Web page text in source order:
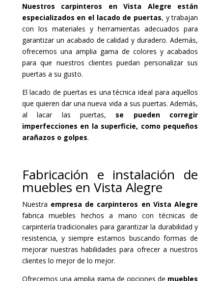
Nuestros carpinteros en Vista Alegre están
especializados en el lacado de puertas, y trabajan
con los materiales y herramientas adecuados para
garantizar un acabado de calidad y duradero. Además,
ofrecemos una amplia gama de colores y acabados
para que nuestros clientes puedan personalizar sus
puertas a su gusto.
El lacado de puertas es una técnica ideal para aquellos
que quieren dar una nueva vida a sus puertas. Además,
al lacar las puertas, se pueden corregir
imperfecciones en la superficie, como pequeños
arañazos o golpes.
Fabricación e instalación de
muebles en Vista Alegre
Nuestra empresa de carpinteros en Vista Alegre
fabrica muebles hechos a mano con técnicas de
carpintería tradicionales para garantizar la durabilidad y
resistencia, y siempre estamos buscando formas de
mejorar nuestras habilidades para ofrecer a nuestros
clientes lo mejor de lo mejor.
Ofrecemos una amplia gama de opciones de muebles